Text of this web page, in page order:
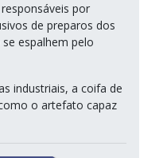
por
de preparos dos
espalhem pelo
industriais, a coifa de
o artefato capaz